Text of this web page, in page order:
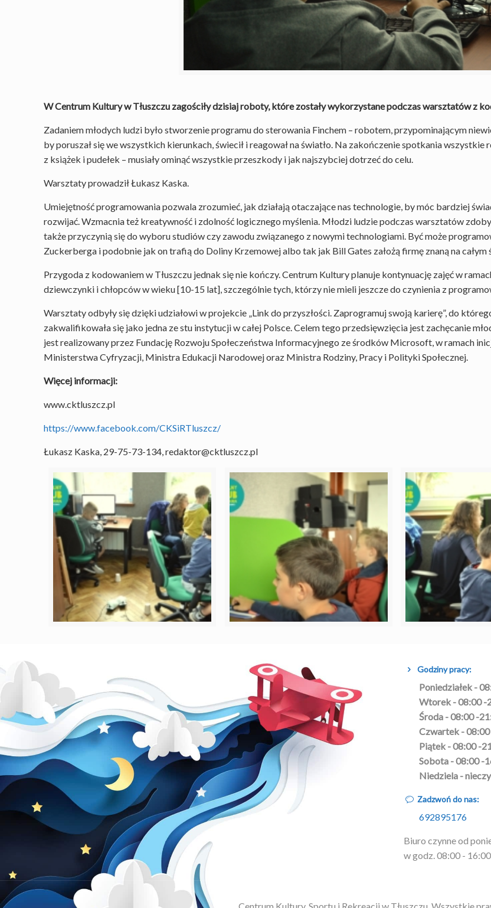
W Centrum Kultury w Tłuszczu zagościły dzisiaj roboty, które zostały wykorzystane podczas warsztatów z
Zadaniem młodych ludzi było stworzenie programu do sterowania Finchem – robotem, przypominającym
by poruszał się we wszystkich kierunkach, świecił i reagował na światło. Na zakończenie spotkania
z książek i pudełek – musiały ominąć wszystkie przeszkody i jak najszybciej dotrzeć do celu.
Warsztaty prowadził Łukasz Kaska.
Umiejętność programowania pozwala zrozumieć, jak działają otaczające nas technologie, by móc bardziej
rozwijać. Wzmacnia też kreatywność i zdolność logicznego myślenia. Młodzi ludzie podczas warsztatów
także przyczynią się do wyboru studiów czy zawodu związanego z nowymi technologiami. Być może
Zuckerberga i podobnie jak on trafią do Doliny Krzemowej albo tak jak Bill Gates założą firmę znaną na całym
Przygoda z kodowaniem w Tłuszczu jednak się nie kończy. Centrum Kultury planuje kontynuację zajęć w
dziewczynki i chłopców w wieku [10-15 lat], szczególnie tych, którzy nie mieli jeszcze do czynienia z
Warsztaty odbyły się dzięki udziałowi w projekcie „Link do przyszłości. Zaprogramuj swoją karierę”, do
zakwalifikowała się jako jedna ze stu instytucji w całej Polsce. Celem tego przedsięwzięcia jest zachęcanie
jest realizowany przez Fundację Rozwoju Społeczeństwa Informacyjnego ze środków Microsoft, w ramach
Ministerstwa Cyfryzacji, Ministra Edukacji Narodowej oraz Ministra Rodziny, Pracy i Polityki Społecznej.
Więcej informacji:
www.cktluszcz.pl
https://www.facebook.com/CKSiRTluszcz/
Łukasz Kaska, 29-75-73-134, redaktor@cktluszcz.pl
Godziny pracy:
Poniedziałek -
Wtorek - 08:00 -
Środa - 08:00 -
Czwartek -
Piątek - 08:00 -
Sobota - 08:00 -
Niedziela -
Zadzwoń do nas:
692895176
Biuro czynne od
w godz. 08:00 -